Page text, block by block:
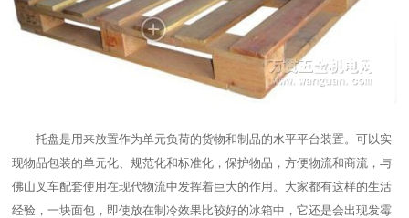
托盘是用来放置作为单元负荷的货物和制品的水平平台装置。可以实
现物品包装的单元化、规范化和标准化，保护物品，方便物流和商流，与
佛山叉车配套使用在现代物流中发挥着巨大的作用。大家都有这样的生活
经验，一块面包，即使放在制冷效果比较好的冰箱中，它还是会出现发霉